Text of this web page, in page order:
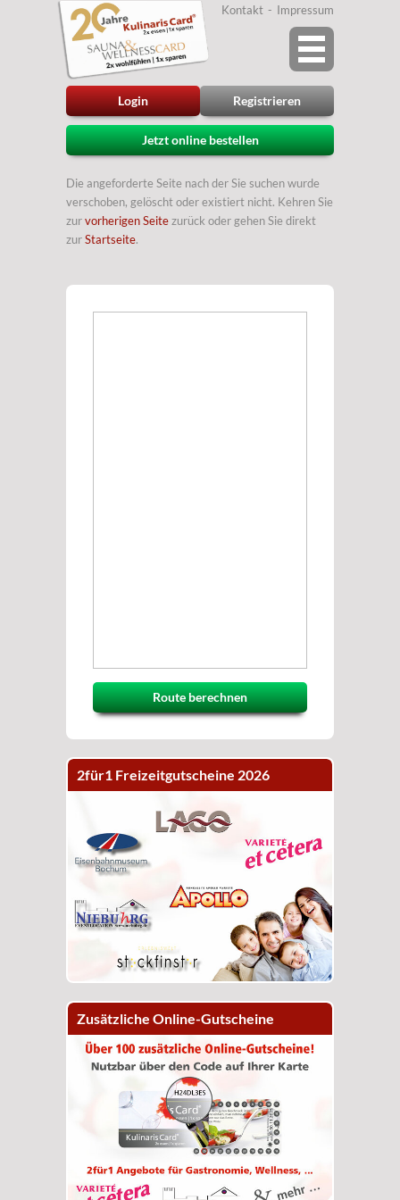
Login Registrieren
Kontakt Impressum
Jetzt online bestellen
Die angeforderte Seite nach der Sie suchen wurde
verschoben, gelöscht oder existiert nicht. Kehren Sie
zurvorherigen Seitezurück oder gehen Sie direkt
zurStartseite.
Route berechnen
2für1 Freizeitgutscheine 2026
Zusätzliche Online-Gutscheine